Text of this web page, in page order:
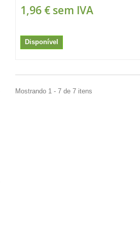
1,96 € sem IVA
Disponível
Mostrando 1 - 7 de 7 itens